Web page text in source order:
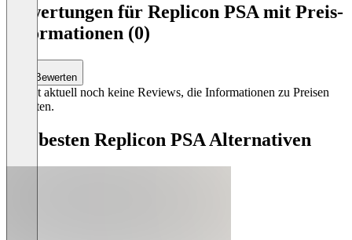
Bewertungen für Replicon PSA mit Preis-
Informationen (0)
Bewerten
Es gibt aktuell noch keine Reviews, die Informationen zu Preisen
enthalten.
Die besten Replicon PSA Alternativen